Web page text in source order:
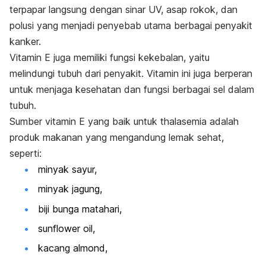
terpapar langsung dengan sinar UV, asap rokok, dan
polusi yang menjadi penyebab utama berbagai penyakit
kanker.
Vitamin E juga memiliki fungsi kekebalan, yaitu
melindungi tubuh dari penyakit. Vitamin ini juga berperan
untuk menjaga kesehatan dan fungsi berbagai sel dalam
tubuh.
Sumber vitamin E yang baik untuk thalasemia adalah
produk makanan yang mengandung lemak sehat,
seperti:
minyak sayur,
minyak jagung,
biji bunga matahari,
sunflower oil,
kacang almond,